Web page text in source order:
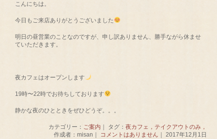
こんにちは。
今日もご来店ありがとうございました
明日の昼営業のことなのですが、申し訳ありません、勝手ながら休ませ
ていただきます。
夜カフェはオープンします
19時〜22時でお待ちしております
静かな夜のひとときをぜひどうぞ。。。
カテゴリー： ご案内 ｜ タグ： 夜カフェ，テイクアウトのみ，
作成者：misan｜ コメントはありません ｜ 2017年12月1日